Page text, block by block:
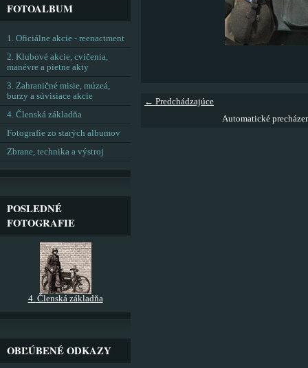
← Predchádzajúce
Automatické
FOTOALBUM
1. Oficiálne akcie - reenactment
2. Klubové akcie, cvičenia,
manévre a pietne akty
3. Zahraničné misie, múzeá,
burzy a súvisiace akcie
4. Členská základňa
Fotografie zo starých albumov
Zbrane, technika a výstroj
POSLEDNÉ
FOTOGRAFIE
4. Členská základňa
OBĽÚBENÉ ODKAZY